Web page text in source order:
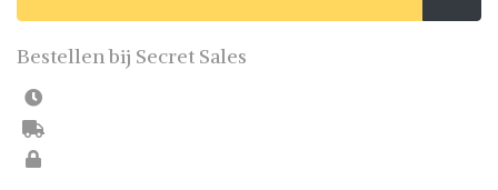
Bestellen bij Secret Sales